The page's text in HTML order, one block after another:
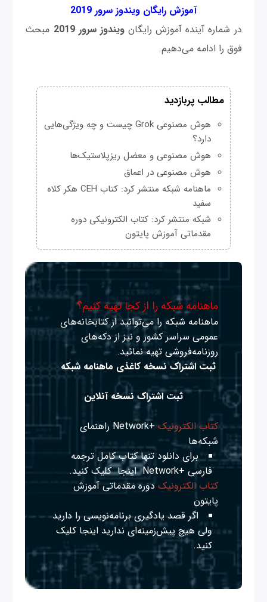
آموزش رایگان ویندوز سرور 2019
در شماره آینده آموزش رایگانویندوز سرور 2019 مبحث
فوق را ادامه می‌دهیم.
مطالب پربازدید
هوش مصنوعی Grok چیست و چه ویژگی‌هایی
دارد؟
هوش مصنوعی و معضل ریزپلاستیک‌ها
هوش مصنوعی در اعماق
ماهنامه شبکه منتشر کرد: کتاب CEH هکر کلاه
سفید
شبکه منتشر کرد: کتاب الکترونیکی دوره
مقدماتی آموزش پایتون
ماهنامه شبکه را از کجا تهیه کنیم؟
ماهنامه شبکه را می‌توانید از کتابخانه‌های
عمومی سراسر کشور و نیز از دکه‌های
روزنامه‌فروشی تهیه نمائید.
ثبت اشتراک نسخه کاغذی ماهنامه شبکه
ثبت اشتراک نسخه آنلاین
کتاب الکترونیک
+Network راهنمای
شبکه‌ها
برای دانلود تنها کتاب کامل ترجمه
فارسی +Network
اینجا کلیک کنید.
کتاب الکترونیک دوره مقدماتی آموزش
پایتون
اگر قصد یادگیری برنامه‌نویسی را دارید
ولی هیچ پیش‌زمینه‌ای نداریداینجا کلیک
کنید.